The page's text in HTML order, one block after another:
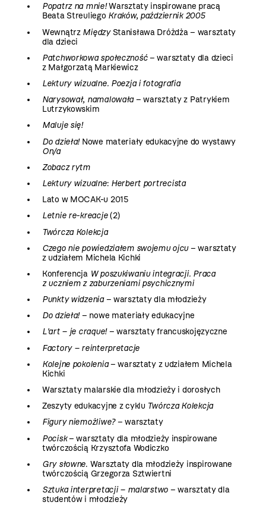
Popatrz na mnie!Warsztaty inspirowane pracą
Beata Streuliego Kraków, październik 2005
Wewnątrz MiędzyStanisława Dróżdża – warsztaty
dla dzieci
Patchworkowa społeczność– warsztaty dla dzieci
z Małgorzatą Markiewicz
Lektury wizualne. Poezja i fotografia
Narysował, namalowała– warsztaty z Patrykiem
Lutrzykowskim
Maluje się!
Do dzieła!Nowe materiały edukacyjne do wystawy
On/a
Zobacz rytm
Lektury wizualne: Herbert portrecista
Lato w MOCAK-u 2015
Letnie re-kreacje(2)
Twórcza Kolekcja
Czego nie powiedziałem swojemu ojcu– warsztaty
z udziałem Michela Kichki
Konferencja W poszukiwaniu integracji. Praca
z uczniem z zaburzeniami psychicznymi
Punkty widzenia– warsztaty dla młodzieży
Do dzieła!– nowe materiały edukacyjne
L'art – je craque!– warsztaty francuskojęzyczne
Factory – reinterpretacje
Kolejne pokolenia– warsztaty z udziałem Michela
Kichki
Warsztaty malarskie dla młodzieży i dorosłych
Zeszyty edukacyjne z cyklu Twórcza Kolekcja
Figury niemożliwe?– warsztaty
Pocisk– warsztaty dla młodzieży inspirowane
twórczością Krzysztofa Wodiczko
Gry słowne. Warsztaty dla młodzieży inspirowane
twórczością Grzegorza Sztwiertni
Sztuka interpretacji – malarstwo – warsztaty dla
studentów i młodzieży